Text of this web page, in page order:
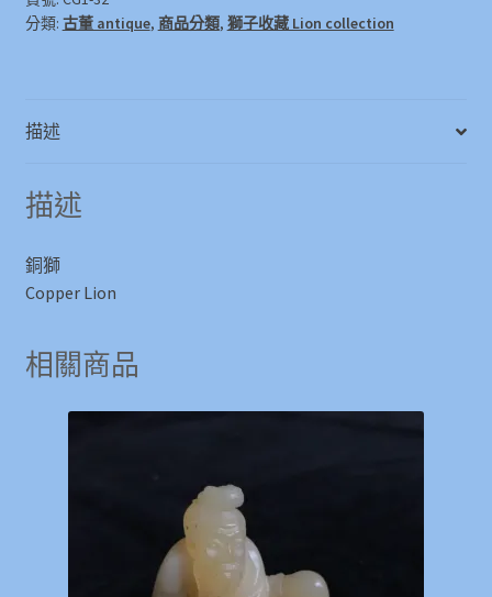
分類: 古董 antique, 商品分類, 獅子收藏 Lion collection
描述
描述
銅獅
Copper Lion
相關商品